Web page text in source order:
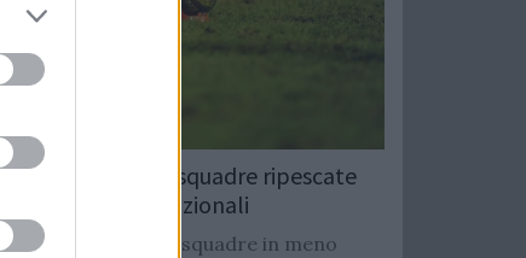
Rugby: Record di squadre ripescate
nei campionati nazionali
Si stimano oltre 20 squadre in meno